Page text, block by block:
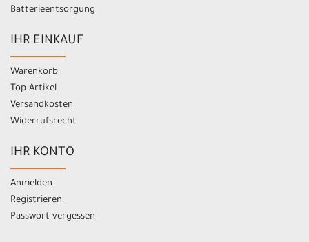
Batterieentsorgung
IHR EINKAUF
Warenkorb
Top Artikel
Versandkosten
Widerrufsrecht
IHR KONTO
Anmelden
Registrieren
Passwort vergessen